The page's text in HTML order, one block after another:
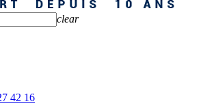
clear
42 16